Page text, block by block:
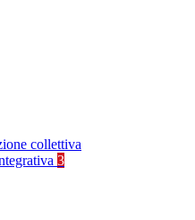
collettiva
3